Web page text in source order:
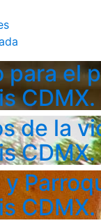
para el
de la